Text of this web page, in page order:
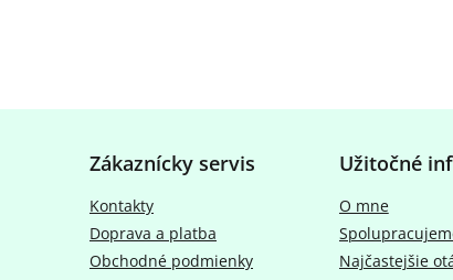
Zákaznícky servis
Kontakty
Doprava a platba
Obchodné podmienky
Užitočné
O mne
Najčastejšie